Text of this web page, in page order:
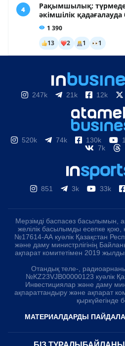
247k 21k 12k
520k 74k 130k
7k
851 3k 33k
Мерзімді баспасөз басылымын,
желілік басылымды есепке қою,
№17614-АА куәлік Қазақстан
және даму министрлігінің
ақпарат комитетімен 2019
Отандық теле-,
№KZ23VJB00000123 куәлік
Инвестициялар және даму
ақпараттандыру және ақпарат
қыркүйегінде
МАТЕРИАЛДАРДЫ